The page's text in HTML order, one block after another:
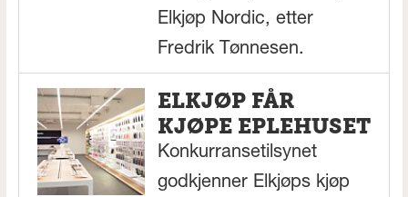
Elkjøp Nordic, etter
Fredrik Tønnesen.
ELKJØP FÅR
KJØPE EPLEHUSET
Konkurransetilsynet
godkjenner Elkjøps kjøp